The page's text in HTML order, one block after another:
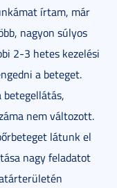
írtam, már
nagyon súlyos
2-3 hetes kezelési
a beteget.
nem változott.
látunk el
nagy feladatot